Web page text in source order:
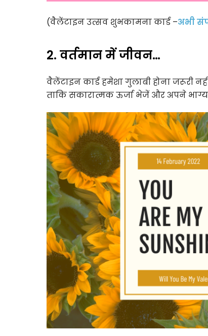
(वैलेंटाइन उत्सव शुभकामना कार्ड –अभी
2. वर्तमान में जीवन…
वैलेंटाइन कार्ड हमेशा गुलाबी होना
ताकि सकारात्मक ऊर्जा भेजें और अपने